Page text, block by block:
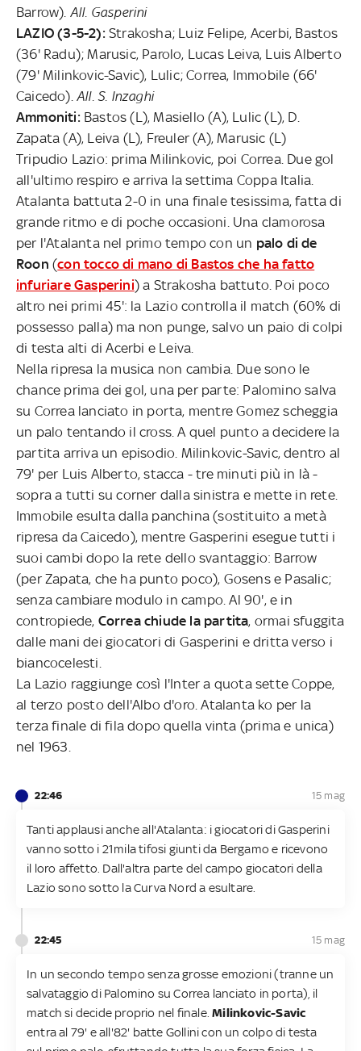
Barrow). All. Gasperini
LAZIO (3-5-2):Strakosha; Luiz Felipe, Acerbi, Bastos
(36' Radu); Marusic, Parolo, Lucas Leiva, Luis Alberto
(79' Milinkovic-Savic), Lulic; Correa, Immobile (66'
Caicedo). All. S. Inzaghi
Ammoniti: Bastos (L), Masiello (A), Lulic (L), D.
Zapata (A), Leiva (L), Freuler (A), Marusic (L)
Tripudio Lazio: prima Milinkovic, poi Correa. Due gol
all'ultimo respiro e arriva la settima Coppa Italia.
Atalanta battuta 2-0 in una finale tesissima, fatta di
grande ritmo e di poche occasioni. Una clamorosa
per l'Atalanta nel primo tempo con un palo di de
Roon (con tocco di mano di Bastos che ha fatto
infuriare Gasperini) a Strakosha battuto. Poi poco
altro nei primi 45': la Lazio controlla il match (60% di
possesso palla) ma non punge, salvo un paio di colpi
di testa alti di Acerbi e Leiva.
Nella ripresa la musica non cambia. Due sono le
chance prima dei gol, una per parte: Palomino salva
su Correa lanciato in porta, mentre Gomez scheggia
un palo tentando il cross. A quel punto a decidere la
partita arriva un episodio. Milinkovic-Savic, dentro al
79' per Luis Alberto, stacca - tre minuti più in là -
sopra a tutti su corner dalla sinistra e mette in rete.
Immobile esulta dalla panchina (sostituito a metà
ripresa da Caicedo), mentre Gasperini esegue tutti i
suoi cambi dopo la rete dello svantaggio: Barrow
(per Zapata, che ha punto poco), Gosens e Pasalic;
senza cambiare modulo in campo. Al 90', e in
contropiede, Correa chiude la partita, ormai sfuggita
dalle mani dei giocatori di Gasperini e dritta verso i
biancocelesti.
La Lazio raggiunge così l'Inter a quota sette Coppe,
al terzo posto dell'Albo d'oro. Atalanta ko per la
terza finale di fila dopo quella vinta (prima e unica)
nel 1963.
22:46 15 mag
Tanti applausi anche all'Atalanta: i giocatori di Gasperini
vanno sotto i 21mila tifosi giunti da Bergamo e ricevono
il loro affetto. Dall'altra parte del campo giocatori della
Lazio sono sotto la Curva Nord a esultare.
22:45 15 mag
In un secondo tempo senza grosse emozioni (tranne un
salvataggio di Palomino su Correa lanciato in porta), il
match si decide proprio nel finale.Milinkovic-Savic
entra al 79' e all'82' batte Gollini con un colpo di testa